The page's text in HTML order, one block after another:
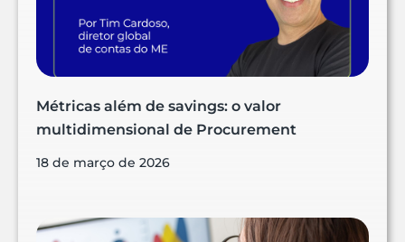
Métricas além de savings: o valor
multidimensional de Procurement
18 de março de 2026